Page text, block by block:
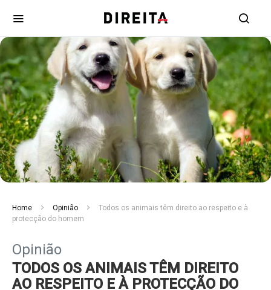
Home Opinião
Todos os animais têm direito ao respeito e à
protecção do homem
Opinião
TODOS OS ANIMAIS TÊM DIREITO
AO RESPEITO E À PROTECÇÃO DO